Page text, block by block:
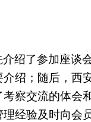
绍了参加座谈
绍；随后，西
察交流的体会
经验及时向会